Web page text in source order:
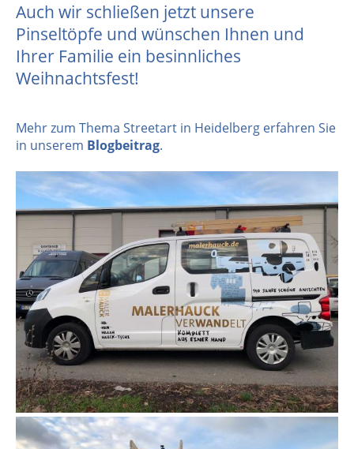
Auch wir schließen jetzt unsere
Pinseltöpfe und wünschen Ihnen und
Ihrer Familie ein besinnliches
Weihnachtsfest!
Mehr zum Thema Streetart in Heidelberg erfahren Sie
in unserem Blogbeitrag.